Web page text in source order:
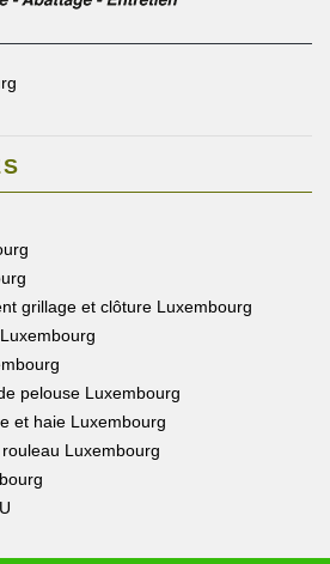
grillage et clôture Luxembourg
pelouse Luxembourg
et haie Luxembourg
Luxembourg